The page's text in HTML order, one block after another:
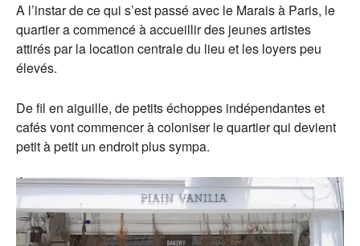
A l’instar de ce qui s’est passé avec le Marais à Paris, le
quartier a commencé à accueillir des jeunes artistes
attirés par la location centrale du lieu et les loyers peu
élevés.
De fil en aiguille, de petits échoppes indépendantes et
cafés vont commencer à coloniser le quartier qui devient
petit à petit un endroit plus sympa.